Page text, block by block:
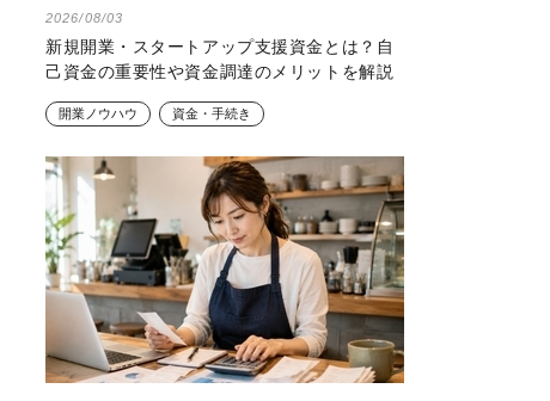
2026/08/03
新規開業・スタートアップ支援資金とは？自
己資金の重要性や資金調達のメリットを解説
開業ノウハウ 資金・手続き